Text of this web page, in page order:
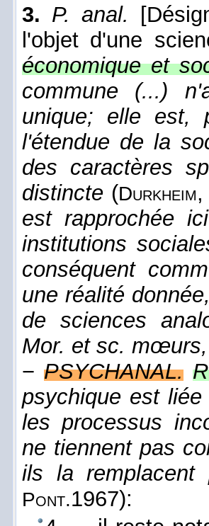
3. P. anal.
l'objet d'une
économique et
commune (...)
unique; elle est,
l'étendue de la
des caractères
distincte (Durkheim
est rapprochée
institutions
conséquent
une réalité
de sciences
Mor. et sc. mœurs,
−PSYCHANAL.
psychique est
les processus
ne tiennent pas
ils la remplacent
Pont.1967):